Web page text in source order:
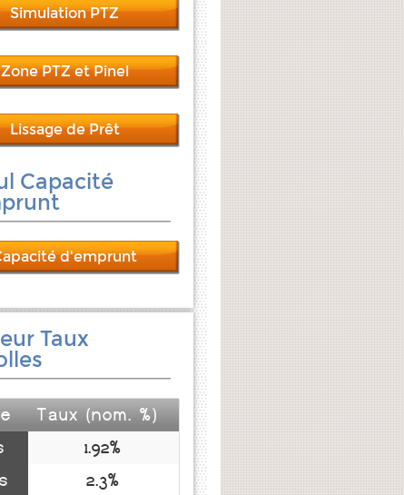
Simulation PTZ
Zone PTZ et Pinel
Lissage de Prêt
Capacité
d'emprunt
Taux
Taux (nom. %)
1.92%
2.3%